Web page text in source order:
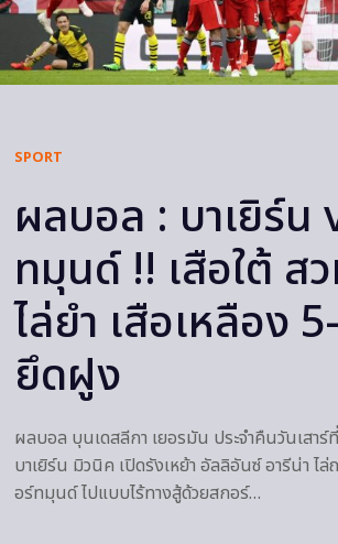
SPORT
ผลบอล : บาเยิร์น
ทมุนด์ !! เสือใต้ ส
ไล่ยำ เสือเหลือง
ยึดฝูง
ผลบอล บุนเดสลีกา เยอรมัน ประจำคืนวันเสา
บาเยิร์น มิวนิค เปิดรังเหย้า อัลลิอันซ์ อารีน่า ไ
อร์ทมุนด์ ไปแบบไร้ทางสู้ด้วยสกอร์…